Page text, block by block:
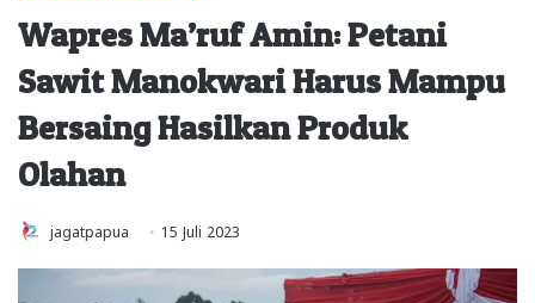
Wapres Ma’ruf Amin: Petani
Sawit Manokwari Harus Mampu
Bersaing Hasilkan Produk
Olahan
jagatpapua 15 Juli 2023